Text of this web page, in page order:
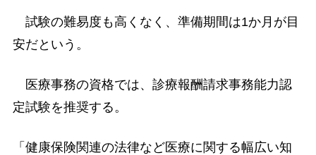
試験の難易度も高くなく、準備期間は1か月が目
安だという。
医療事務の資格では、診療報酬請求事務能力認
定試験を推奨する。
「健康保険関連の法律など医療に関する幅広い知